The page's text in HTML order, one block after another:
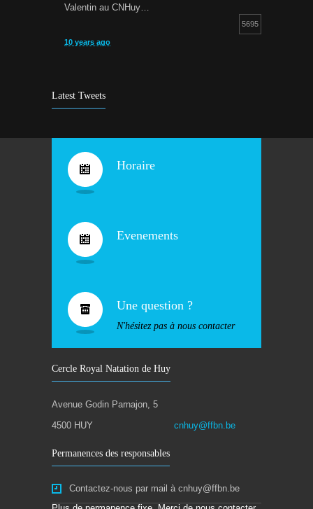
Valentin au CNHuy…
5695
10 years ago
9 years ago
10 years ago
Latest Tweets
Horaire
Evenements
Une question ?
N'hésitez pas à nous contacter
Cercle Royal Natation de Huy
Avenue Godin Parnajon, 5
4500 HUY
cnhuy@ffbn.be
Permanences des responsables
Contactez-nous par mail à cnhuy@ffbn.be